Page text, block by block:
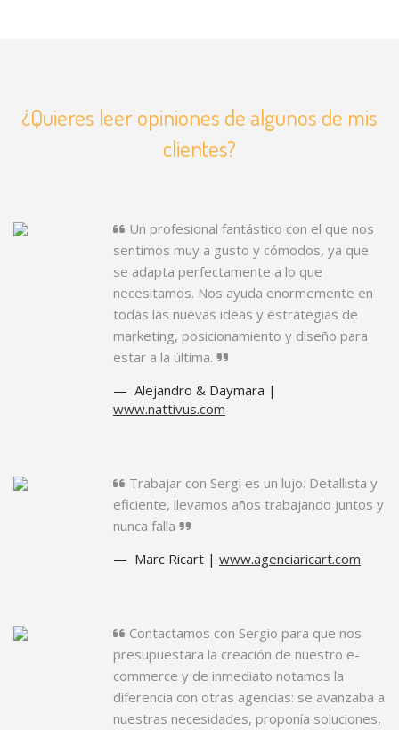
¿Quieres leer opiniones de algunos de mis
clientes?
Un profesional fantástico con el que nos
sentimos muy a gusto y cómodos, ya que
se adapta perfectamente a lo que
necesitamos. Nos ayuda enormemente en
todas las nuevas ideas y estrategias de
marketing, posicionamiento y diseño para
estar a la última.
Alejandro & Daymara |
www.nattivus.com
Trabajar con Sergi es un lujo. Detallista y
eficiente, llevamos años trabajando juntos y
nunca falla
Marc Ricart | www.agenciaricart.com
Contactamos con Sergio para que nos
presupuestara la creación de nuestro e-
commerce y de inmediato notamos la
diferencia con otras agencias: se avanzaba a
nuestras necesidades, proponía soluciones,